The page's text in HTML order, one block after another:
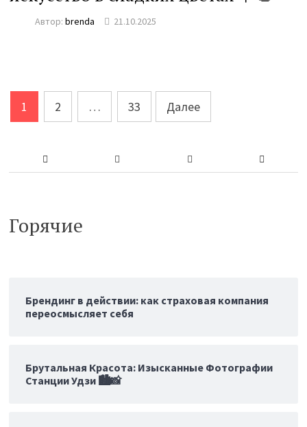
Автор:brenda 21.10.2025
Пагинация
записей
1 2 … 33 Далее
Горячие
Брендинг в действии: как страховая компания
переосмысляет себя
Брутальная Красота: Изысканные Фотографии
Станции Удзи 🏙️📸